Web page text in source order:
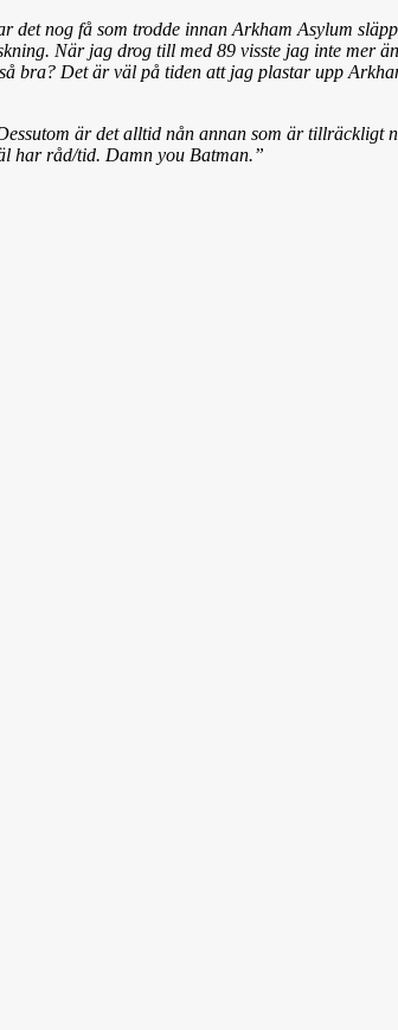
nog få som trodde innan Arkham Asylum
När jag drog till med 89 visste jag inte mer
bra? Det är väl på tiden att jag plastar upp
är det alltid nån annan som är tillräckligt
har råd/tid. Damn you Batman.”